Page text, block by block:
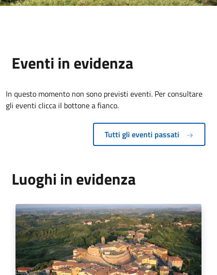
Eventi in evidenza
In questo momento non sono previsti eventi. Per consultare
gli eventi clicca il bottone a fianco.
Tutti gli eventi passati
Luoghi in evidenza